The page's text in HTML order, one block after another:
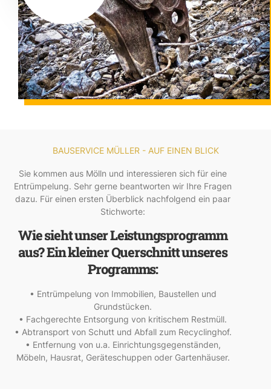
BAUSERVICE MÜLLER - AUF EINEN BLICK
Sie kommen aus Mölln und interessieren sich für eine
Entrümpelung. Sehr gerne beantworten wir Ihre Fragen
dazu. Für einen ersten Überblick nachfolgend ein paar
Stichworte:
Wie sieht unser Leistungsprogramm
aus? Ein kleiner Querschnitt unseres
Programms:
• Entrümpelung von Immobilien, Baustellen und
Grundstücken.
• Fachgerechte Entsorgung von kritischem Restmüll.
• Abtransport von Schutt und Abfall zum Recyclinghof.
• Entfernung von u.a. Einrichtungsgegenständen,
Möbeln, Hausrat, Geräteschuppen oder Gartenhäuser.